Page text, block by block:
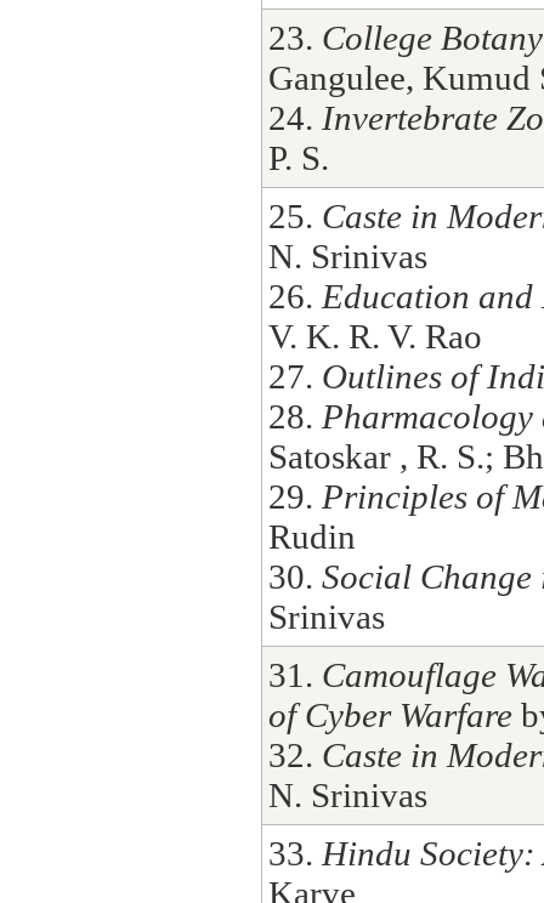
23. College
Gangulee, Kumud
24. Invertebrate
P. S.
25. Caste in
N. Srinivas
26. Education and
V. K. R. V. Rao
27. Outlines of
28. Pharmacology
Satoskar , R. S.;
29. Principles of
Rudin
30. Social
Srinivas
31. Camouflage
of Cyber Warfare
32. Caste in
N. Srinivas
33. Hindu
Karve